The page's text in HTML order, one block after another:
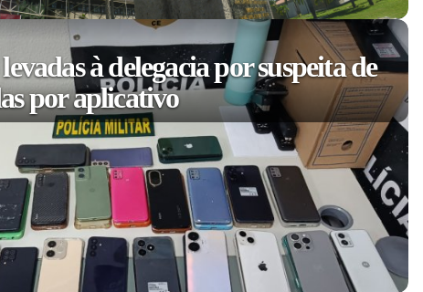
à delegacia por suspeita de
por aplicativo